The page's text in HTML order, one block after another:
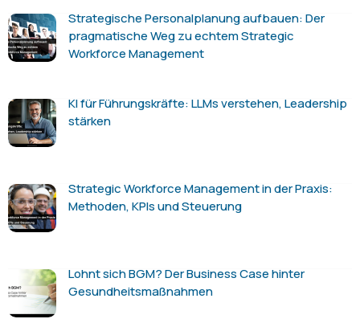
Strategische Personalplanung aufbauen: Der
pragmatische Weg zu echtem Strategic
Workforce Management
KI für Führungskräfte: LLMs verstehen, Leadership
stärken
Strategic Workforce Management in der Praxis:
Methoden, KPIs und Steuerung
Lohnt sich BGM? Der Business Case hinter
Gesundheitsmaßnahmen